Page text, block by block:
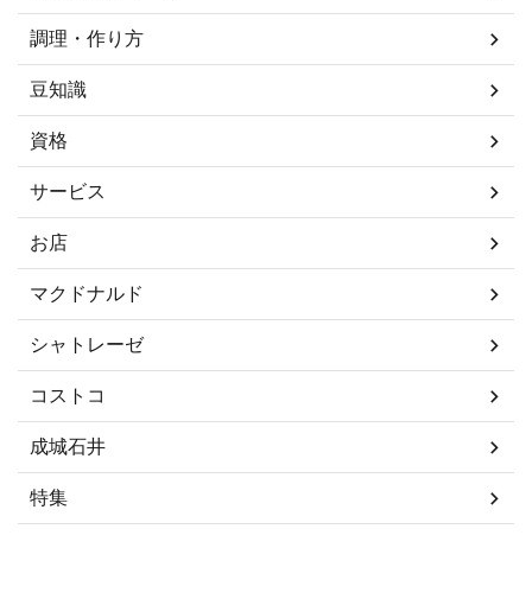
調理・作り方
豆知識
資格
サービス
お店
マクドナルド
シャトレーゼ
コストコ
成城石井
特集